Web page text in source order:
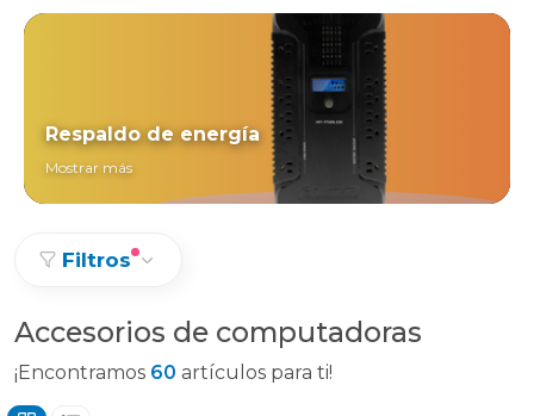
Respaldo de energía
Mostrar más
Filtros
Accesorios de computadoras
¡Encontramos 60 artículos para ti!